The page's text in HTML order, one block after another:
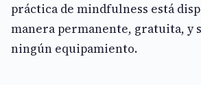
práctica de mindfulness está
manera permanente, gratuita, y
ningún equipamiento.